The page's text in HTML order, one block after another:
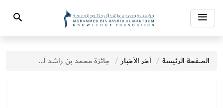
Toggle
navigation
Search
الصفحة الرئيسة آخر الأخبار جائزة محمد بن راشد آل مكتوم للمعرفة تستضيف "منتدى الجوائز العربية" بنسخته الخامسة